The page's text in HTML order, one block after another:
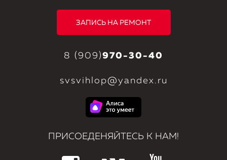
ЗАПИСЬ НА РЕМОНТ
8 (909)970-30-40
svsvihlop@yandex.ru
ПРИСОЕДЕНЯЙТЕСЬ К НАМ!